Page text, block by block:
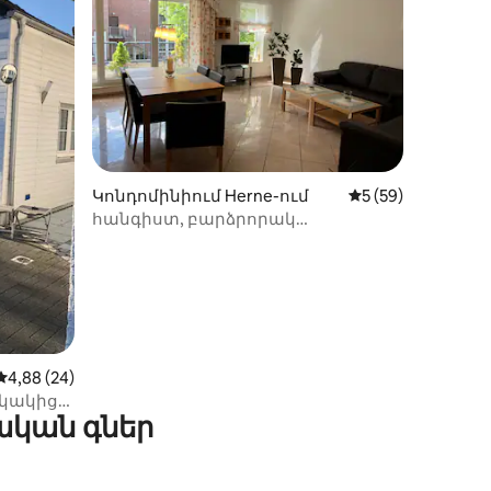
վարկանիշը՝ 5-ից 4,88, 24 կարծիք
4,88 (24)
Կոնդոմինիում Herne-ում Միջին
5 (59)
հանգիստ, բարձրորակ
գներ